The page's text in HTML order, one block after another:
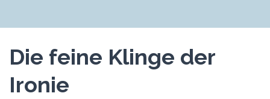
Die feine Klinge der
Ironie